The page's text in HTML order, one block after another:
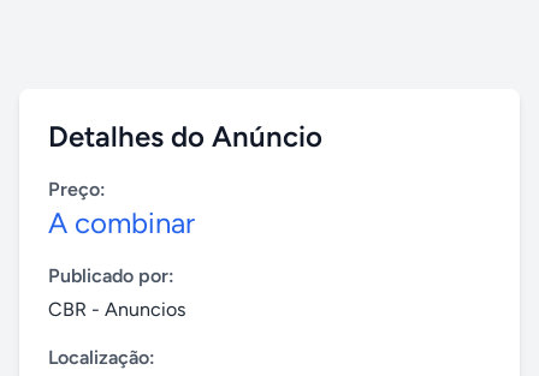
Detalhes do Anúncio
Preço:
A combinar
Publicado por:
CBR - Anuncios
Localização: